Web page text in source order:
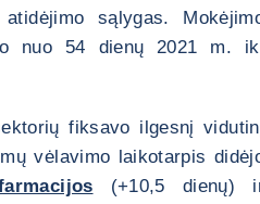
sąlygas.
nuo 54 dienų 2021 m.
fiksavo ilgesnį
vėlavimo laikotarpis
(+10,5 dienų)